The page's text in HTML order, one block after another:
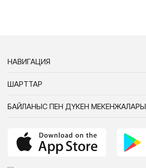
НАВИГАЦИЯ
ШАРТТАР
БАЙЛАНЫС ПЕН ДҮКЕН МЕКЕНЖАЛАРЫ